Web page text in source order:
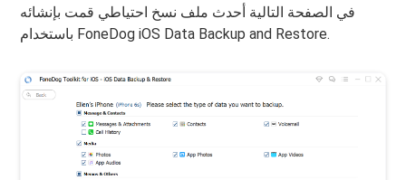
في الصفحة التالية أحدث ملف نسخ احتياطي قمت بإنشائه
باستخدام FoneDog iOS Data Backup and Restore.